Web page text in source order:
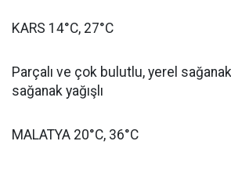
KARS 14°C, 27°C
Parçalı ve çok bulutlu, yerel
sağanak yağışlı
MALATYA 20°C, 36°C